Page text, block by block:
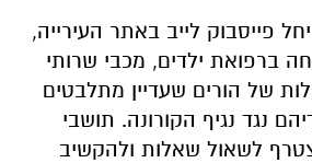
היום בשעה 21:00 יחל פייסבוק לייב באתר העירייה,
ברפואת ילדים, מכבי שרותי
של הורים שעדיין מתלבטים
נגד נגיף הקורונה. תושבי
לשאול שאלות ולהקשיב